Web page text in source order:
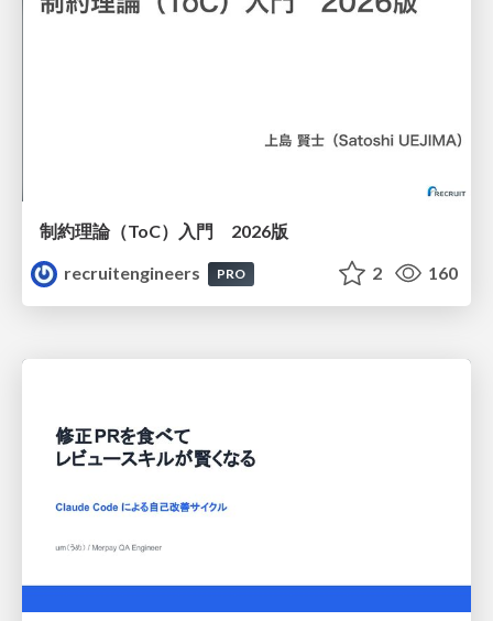
制約理論（ToC）入門 2026版
recruitengineers
PRO 2 160